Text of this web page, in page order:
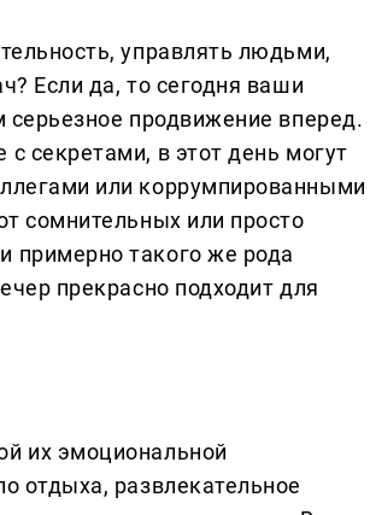
управлять людьми,
Если да, то сегодня ваши
серьезное продвижение вперед.
секретами, в этот день могут
или коррумпированными
сомнительных или просто
примерно такого же рода
прекрасно подходит для
их эмоциональной
отдыха, развлекательное